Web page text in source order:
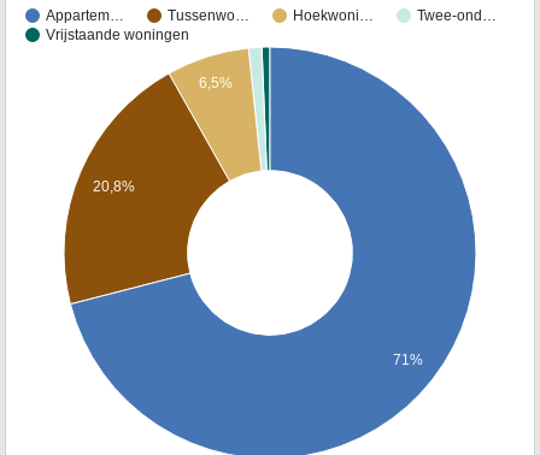
Appartem… Tussenwo… Hoekwoni…
Twee-ond…
Vrijstaande woningen
6,5%
20,8%
71%